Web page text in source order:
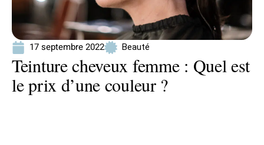
17 septembre 2022 Beauté
Teinture cheveux femme : Quel est
le prix d’une couleur ?